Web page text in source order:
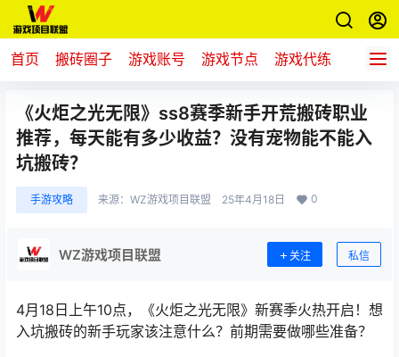
首页 搬砖圈子 游戏账号 游戏节点 游戏代练 新游推
《火炬之光无限》ss8赛季新手开荒搬砖职业
推荐，每天能有多少收益？没有宠物能不能入
坑搬砖？
手游攻略 来源： WZ游戏项目联盟 25年4月18日 0
WZ游戏项目联盟 关注 私信
4月18日上午10点，《火炬之光无限》新赛季火热开启！想
入坑搬砖的新手玩家该注意什么？前期需要做哪些准备？